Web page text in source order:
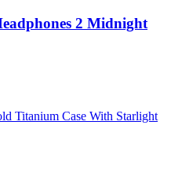
2 Midnight